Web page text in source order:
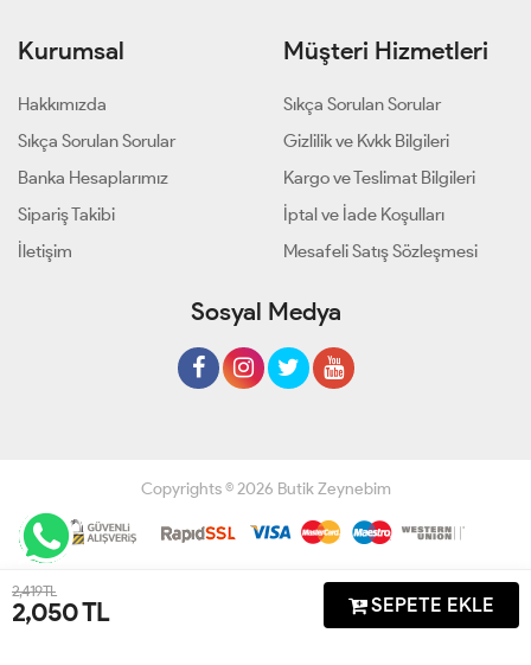
2,419 TL
2,050TL SEPETE EKLE
Kurumsal
Hakkımızda
Sıkça Sorulan Sorular
Banka Hesaplarımız
Sipariş Takibi
İletişim
Müşteri Hizmetleri
Sıkça Sorulan Sorular
Gizlilik ve Kvkk Bilgileri
Kargo ve Teslimat Bilgileri
İptal ve İade Koşulları
Mesafeli Satış Sözleşmesi
Sosyal Medya
Copyrights © 2026 Butik Zeynebim
Geliştir - powered by innovation
Anasayfa Sipariş Takibi İletişim